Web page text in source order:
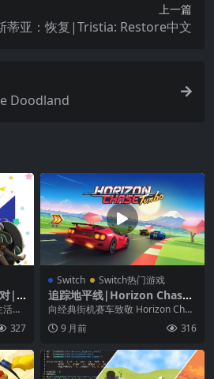
上一篇
蒂亚：恢复|Tristia: Restore中文
Doodland
|B
）
日
327
Switch Switch热门游戏
追踪地平线|Horizon Chase
Turbo中文
向经典街机赛车致敬 Horizon Chas
e Turbo 是一款赛车游戏，灵感...
9 月前 316